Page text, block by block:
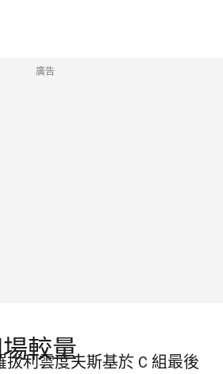
廣告
較量
拔利雲度夫斯基於 C 組最後